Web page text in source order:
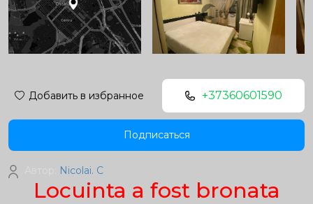
Locuinta a fost bronata
Добавить в избранное +37360601590
Подписаться
Nicolai. C